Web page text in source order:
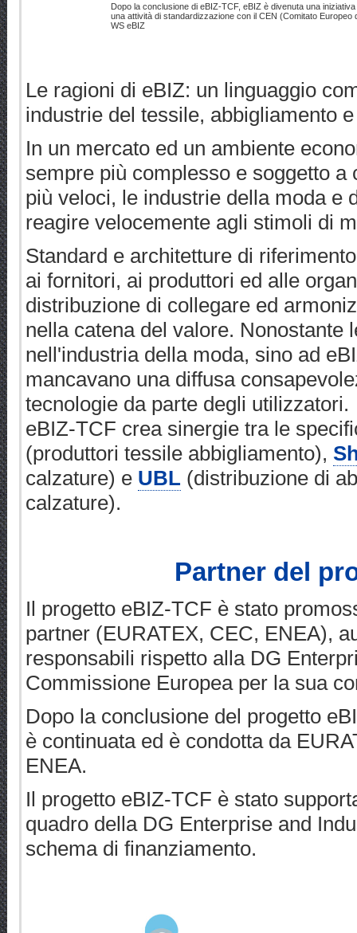
Dopo la conclusione di eBIZ-TCF, eBIZ è divenuta una
una attività di standardizzazione con il CEN (Comitato Europeo
WS eBIZ
Le ragioni di eBIZ: un linguaggio
industrie del tessile, abbigliamento
In un mercato ed un ambiente
sempre più complesso e soggetto a
più veloci, le industrie della moda e
reagire velocemente agli stimoli di
Standard e architetture di
ai fornitori, ai produttori ed alle
distribuzione di collegare ed
nella catena del valore. Nonostante
nell'industria della moda, sino ad
mancavano una diffusa
tecnologie da parte degli utilizzatori.
eBIZ-TCF crea sinergie tra le
(produttori tessile abbigliamento),
calzature) e UBL (distribuzione di
calzature).
Partner del
Il progetto eBIZ-TCF è stato
partner (EURATEX, CEC, ENEA),
responsabili rispetto alla DG
Commissione Europea per la sua
Dopo la conclusione del progetto
è continuata ed è condotta da
ENEA.
Il progetto eBIZ-TCF è stato
quadro della DG Enterprise and
schema di finanziamento.